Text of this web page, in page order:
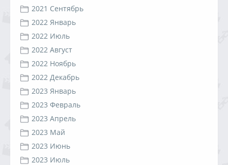
2021 Сентябрь
2022 Январь
2022 Июль
2022 Август
2022 Ноябрь
2022 Декабрь
2023 Январь
2023 Февраль
2023 Апрель
2023 Май
2023 Июнь
2023 Июль